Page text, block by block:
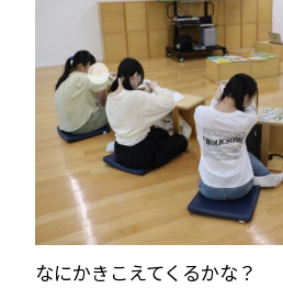
なにかきこえてくるかな？